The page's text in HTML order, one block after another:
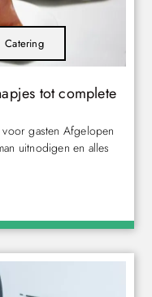
Catering
tot complete
gasten Afgelopen
uitnodigen en alles